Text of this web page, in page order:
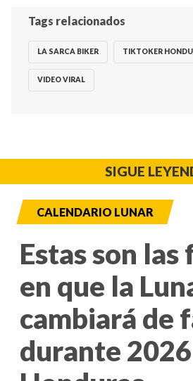
Tags relacionados
LA SARCA BIKER TIKTOKER
VIDEO VIRAL
SIGUE
CALENDARIO LUNAR
Estas son las
en que la
cambiará de
durante